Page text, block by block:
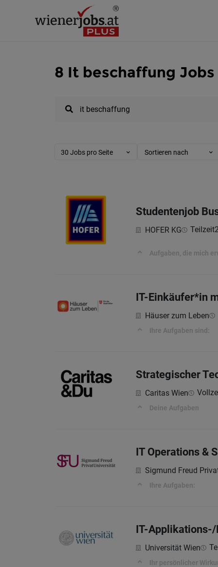
8 It beschaffung
30 Jobs pro Seite Sortieren nach
Studentenjob
HOFER KG Teilzeit
Aufgaben, die mich
IT-Einkäufer*in
Häuser zum Leben
Ihre Aufgaben sind:
Strategischer
Caritas Wien
Deine Aufgaben
IT Operations &
Sigmund Freud
Ihre Aufgaben:
IT-
Universität Wien
Ihr persönlicher